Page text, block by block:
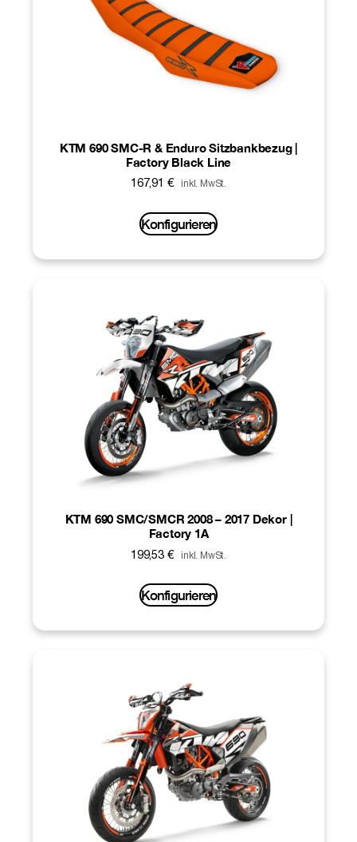
KTM 690 SMC-R & Enduro Sitzbankbezug |
Factory Black Line
167,91 € inkl. MwSt.
Konfigurieren
KTM 690 SMC/SMCR 2008 – 2017 Dekor |
Factory 1A
199,53 € inkl. MwSt.
Konfigurieren